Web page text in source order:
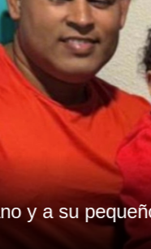
a su pequeño